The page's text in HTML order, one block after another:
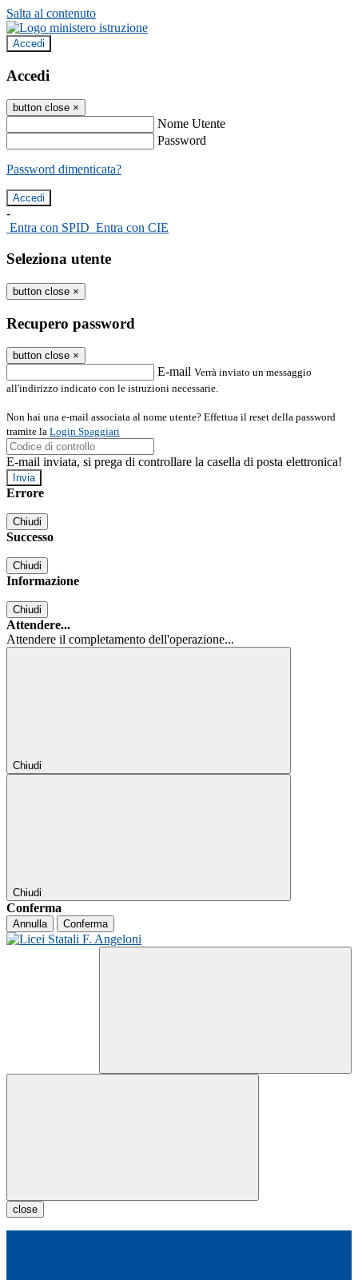
Salta al contenuto
Accedi
Accedi
button close ×
Nome Utente
Password
Password dimenticata?
-
Entra con SPID Entra con CIE
Seleziona utente
button close ×
Recupero password
button close ×
E-mail Verrà inviato un messaggio
all'indirizzo indicato con le istruzioni necessarie.
Non hai una e-mail associata al nome utente? Effettua il reset della password
tramite la Login Spaggiari
E-mail inviata, si prega di controllare la casella di posta elettronica!
Errore
Chiudi
Successo
Chiudi
Informazione
Chiudi
Attendere...
Attendere il completamento dell'operazione...
Chiudi
Chiudi
Conferma
Annulla Conferma
close